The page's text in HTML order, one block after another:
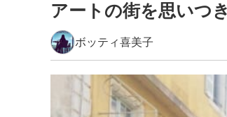
アートの街を思いつ
ボッティ喜美子